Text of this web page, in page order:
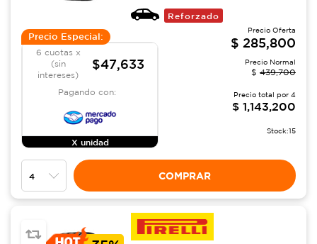
Reforzado
Precio Especial:
6 cuotas x
(sin
intereses)
$47,633
Pagando con:
X unidad
Precio Oferta
$ 285,800
Precio Normal
$ 439,700
Precio total por 4
$ 1,143,200
Stock:15
COMPRAR